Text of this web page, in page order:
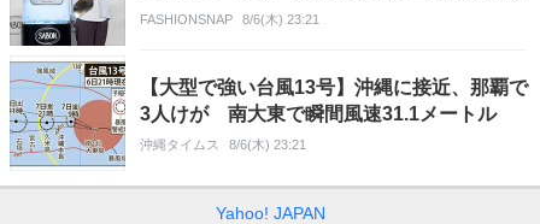
FASHIONSNAP 8/6(木) 23:21
【大型で強い台風13号】沖縄に接近、那覇で
3人けが 南大東で瞬間風速31.1メートル
沖縄タイムス 8/6(木) 23:21
Yahoo! JAPAN